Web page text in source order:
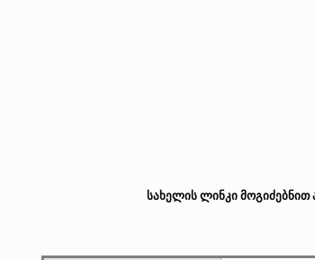
სახელის ლინკი მოგიძებნით